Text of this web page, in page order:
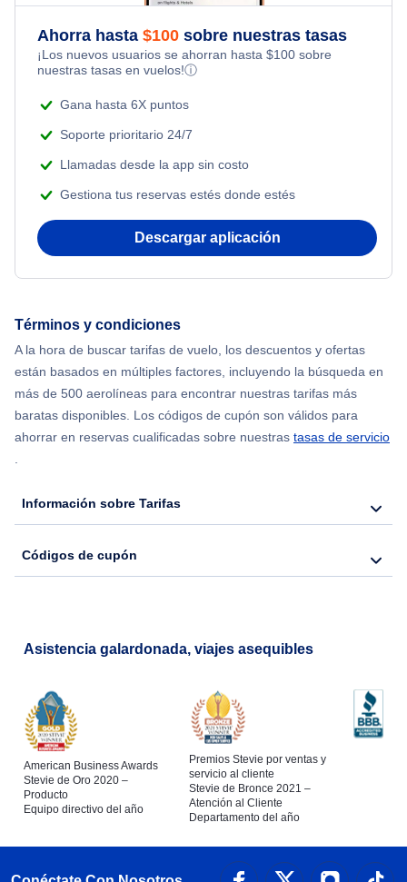
Flights Under $49
Flights Under $99
Flights Under $199
Adventure Vacations
Ahorra hasta $100 sobre nuestras tasas
¡Los nuevos usuarios se ahorran hasta $100 sobre
nuestras tasas en vuelos!ⓘ
Gana hasta 6X puntos
Soporte prioritario 24/7
Llamadas desde la app sin costo
Gestiona tus reservas estés donde estés
Descargar aplicación
Términos y condiciones
A la hora de buscar tarifas de vuelo, los descuentos y ofertas
están basados en múltiples factores, incluyendo la búsqueda en
más de 500 aerolíneas para encontrar nuestras tarifas más
baratas disponibles. Los códigos de cupón son válidos para
ahorrar en reservas cualificadas sobre nuestras tasas de servicio
.
Información sobre Tarifas
Códigos de cupón
Asistencia galardonada, viajes asequibles
American Business Awards
Stevie de Oro 2020 –
Producto
Equipo directivo del año
Premios Stevie por ventas y
servicio al cliente
Stevie de Bronce 2021 –
Atención al Cliente
Departamento del año